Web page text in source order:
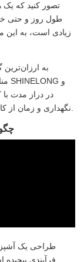
تصور کنید که یک
طول روز و حتی
زیادی است، به این
به ارزان‌ترین
از SHINELONG و
نگهداری و زمان از کارافتادگی، در هزینه‌های شما صرفه‌جویی خواهد شد.
طراحی یک
فرآیندی